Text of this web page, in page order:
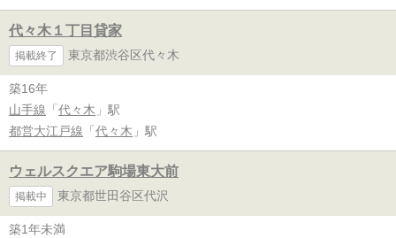
代々木１丁目貸家
掲載終了 東京都渋谷区代々木
築16年
山手線 「 代々木 」駅
都営大江戸線 「 代々木 」駅
ウェルスクエア駒場東大前
掲載中 東京都世田谷区代沢
築1年未満